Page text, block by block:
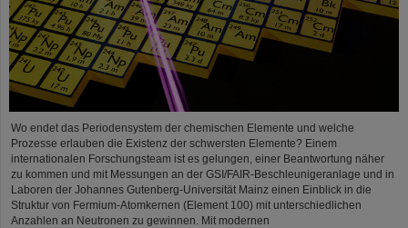
Wo endet das Periodensystem der chemischen Elemente und welche
Prozesse erlauben die Existenz der schwersten Elemente? Einem
internationalen Forschungsteam ist es gelungen, einer Beantwortung näher
zu kommen und mit Messungen an der GSI/FAIR-Beschleunigeranlage und in
Laboren der Johannes Gutenberg-Universität Mainz einen Einblick in die
Struktur von Fermium-Atomkernen (Element 100) mit unterschiedlichen
Anzahlen an Neutronen zu gewinnen. Mit modernen